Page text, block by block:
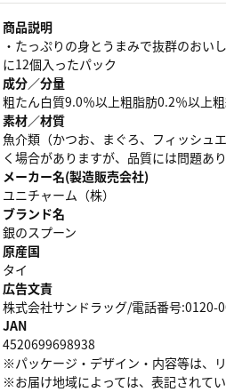
商品説明
・たっぷりの身とうまみで抜群のおい
に12個入ったパック
成分／分量
粗たん白質9.0％以上粗脂肪0.2％以上
素材／材質
魚介類（かつお、まぐろ、フィッシュ
く場合がありますが、品質には問題あり
メーカー名(製造販売会社)
ユニチャーム（株）
ブランド名
銀のスプーン
原産国
タイ
広告文責
株式会社サンドラッグ/電話番号:0120-
JAN
4520699698938
※パッケージ・デザイン・内容等は、
※お届け地域によっては、表記されて